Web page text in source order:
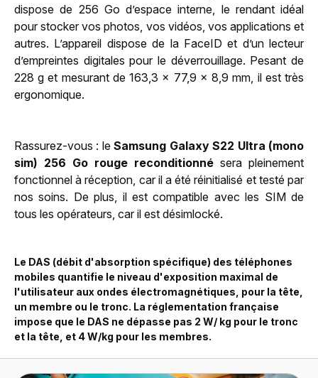
dispose de 256 Go d’espace interne, le rendant idéal
pour stocker vos photos, vos vidéos, vos applications et
autres. L’appareil dispose de la FaceID et d’un lecteur
d’empreintes digitales pour le déverrouillage. Pesant de
228 g et mesurant de 163,3 x 77,9 x 8,9 mm, il est très
ergonomique.
Rassurez-vous : leSamsung Galaxy S22 Ultra (mono
sim) 256 Go rouge reconditionné sera pleinement
fonctionnel à réception, car il a été réinitialisé et testé par
nos soins. De plus, il est compatible avec les SIM de
tous les opérateurs, car il est désimlocké.
Le DAS (débit d'absorption spécifique) des téléphones
mobiles quantifie le niveau d'exposition maximal de
l'utilisateur aux ondes électromagnétiques, pour la tête,
un membre ou le tronc. La réglementation française
impose que le DAS ne dépasse pas 2 W/ kg pour le tronc
et la tête, et 4 W/kg pour les membres.